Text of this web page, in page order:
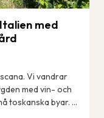
med
Vi vandrar
med vin- och
toskanska byar. Vi